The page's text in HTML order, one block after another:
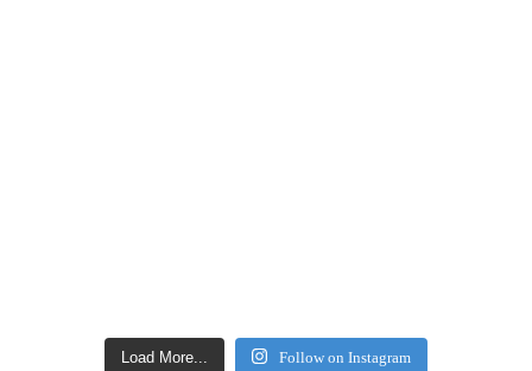
Load More... Follow on Instagram